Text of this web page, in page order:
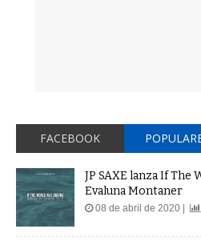
FACEBOOK
JP SAXE lanza If The
Evaluna Montaner
08 de abril de 2020 |